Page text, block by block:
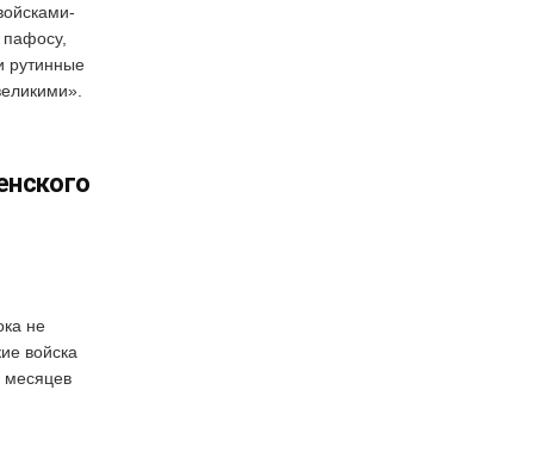
рутинные
не
войска
месяцев